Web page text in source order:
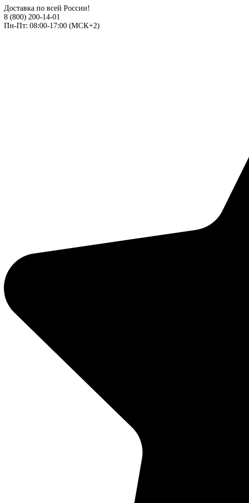
Доставка по всей России!
8 (800) 200-14-01
Пн-Пт: 08:00-17:00 (МСК+2)